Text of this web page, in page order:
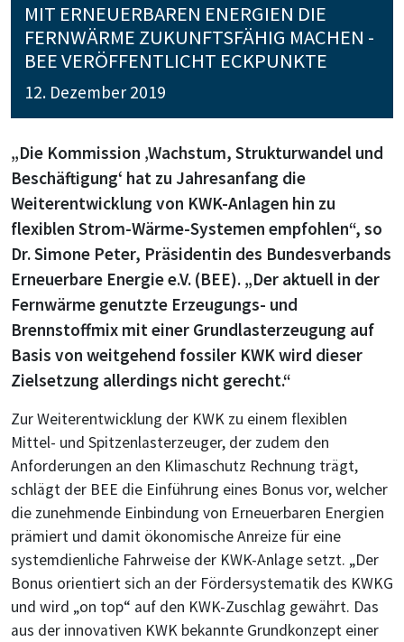
MIT ERNEUERBAREN ENERGIEN DIE
FERNWÄRME ZUKUNFTSFÄHIG MACHEN -
BEE VERÖFFENTLICHT ECKPUNKTE
12. Dezember 2019
„Die Kommission ‚Wachstum, Strukturwandel und
Beschäftigung‘ hat zu Jahresanfang die
Weiterentwicklung von KWK-Anlagen hin zu
flexiblen Strom-Wärme-Systemen empfohlen“, so
Dr. Simone Peter, Präsidentin des Bundesverbands
Erneuerbare Energie e.V. (BEE). „Der aktuell in der
Fernwärme genutzte Erzeugungs- und
Brennstoffmix mit einer Grundlasterzeugung auf
Basis von weitgehend fossiler KWK wird dieser
Zielsetzung allerdings nicht gerecht.“
Zur Weiterentwicklung der KWK zu einem flexiblen
Mittel- und Spitzenlasterzeuger, der zudem den
Anforderungen an den Klimaschutz Rechnung trägt,
schlägt der BEE die Einführung eines Bonus vor, welcher
die zunehmende Einbindung von Erneuerbaren Energien
prämiert und damit ökonomische Anreize für eine
systemdienliche Fahrweise der KWK-Anlage setzt. „Der
Bonus orientiert sich an der Fördersystematik des KWKG
und wird „on top“ auf den KWK-Zuschlag gewährt. Das
aus der innovativen KWK bekannte Grundkonzept einer